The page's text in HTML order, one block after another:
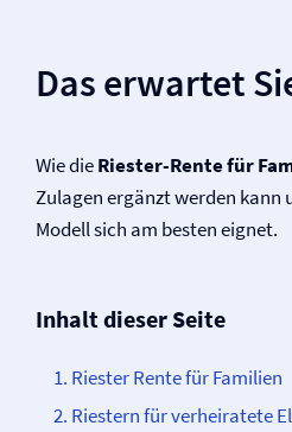
Das erwartet
Wie dieRiester-Rente für
Zulagen ergänzt werden kann
Modell sich am besten eignet.
Inhalt dieser Seite
Riester Rente für Familien
Riestern für verheiratete